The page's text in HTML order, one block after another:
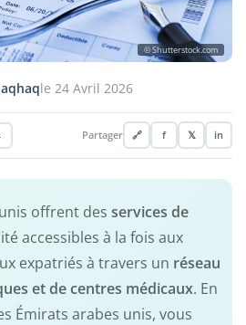
© Shutterstock.com
le 24 Avril 2026
Partager 🔗 f 𝕏 in
offrent des services de
accessibles à la fois aux
expatriés à travers un réseau
et de centres médicaux. En
Émirats arabes unis, vous